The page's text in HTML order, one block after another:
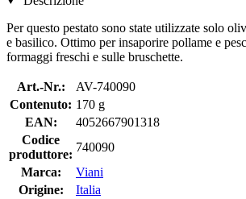
Per questo pestato sono state utilizzate solo
e basilico. Ottimo per insaporire pollame e
formaggi freschi e sulle bruschette.
Art.-Nr.:
AV-740090
Contenuto: 170 g
EAN:
4052667901318
Codice
produttore:
740090
Marca:
Viani
Origine:
Italia